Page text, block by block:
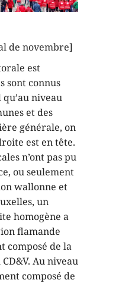
de novembre]
est
sont connus
niveau
et des
générale, on
est en tête.
n’ont pas pu
ou seulement
wallonne et
un
homogène a
flamande
composé de la
Au niveau
composé de